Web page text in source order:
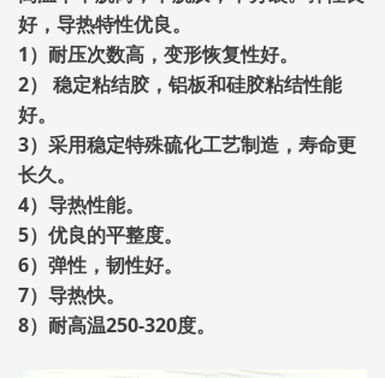
好，导热特性优良。
1）耐压次数高，变形恢复性好。
2） 稳定粘结胶，铝板和硅胶粘结性能
好。
3）采用稳定特殊硫化工艺制造，寿命更
长久。
4）导热性能。
5）优良的平整度。
6）弹性，韧性好。
7）导热快。
8）耐高温250-320度。